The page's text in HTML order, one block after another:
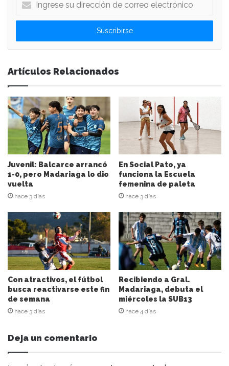
g
e
s
u
d
i
r
e
c
i
ó
n
d
c
o
r
r
e
o
e
l
e
c
ó
n
Artículos Relacionados
Juvenil: Balcarce arrancó
1-0, pero Madariaga lo dio
vuelta
hace 3 días
En Social Pato, ya
funciona la Escuela
femenina de paleta
hace 3 días
Con atractivos, el fútbol
busca reactivarse este fin
de semana
hace 3 días
Recibiendo a Gral.
Madariaga, debuta el
miércoles la SUB13
hace 4 días
Deja un comentario